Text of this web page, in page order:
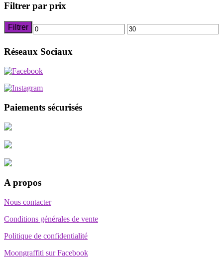
Filtrer par prix
Prix Prix
Filtrer
Réseaux Sociaux
Paiements sécurisés
A propos
Nous contacter
Conditions générales de vente
Politique de confidentialité
Moongraffiti sur Facebook